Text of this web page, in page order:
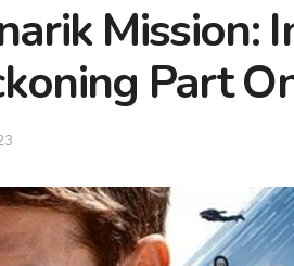
Mission:
Part